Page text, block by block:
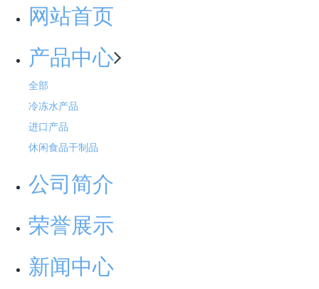
网站首页
产品中心
全部
冷冻水产品
进口产品
休闲食品干制品
公司简介
荣誉展示
新闻中心
进共同富裕的现代化消费者权益保护工作体系。”
据悉，为持续深化“放心消费在浙江”行动，打造放心消费
建设升级版，浙江将启动新一轮“放心消费在浙江”五年行
动，集中精力进行以下几个方面的工作。
体系。构建“大创建”工作机制，推动建立“主导、部门监
构建“大维权”的工作机制。加快建立消费维权相关部门协
构建“大服务”的工作机制。强化消费者权益保护工作服务